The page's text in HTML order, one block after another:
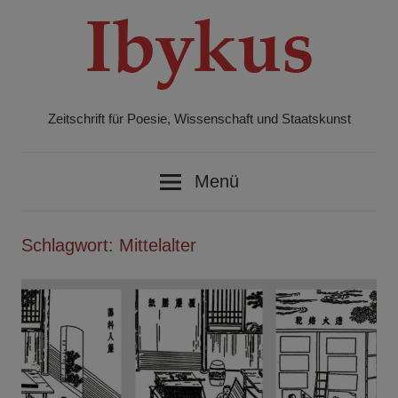
Zeitschrift für Poesie, Wissenschaft und Staatskunst
Menü
Schlagwort: Mittelalter